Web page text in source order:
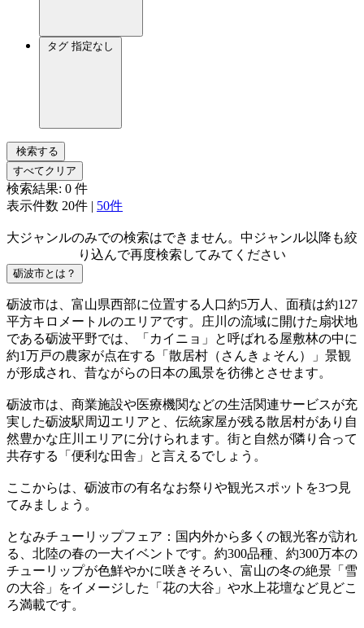
タグ 指定なし
検索する
すべてクリア
検索結果: 0 件
表示件数 20件 | 50件
大ジャンルのみでの検索はできません。中ジャンル以降も絞
り込んで再度検索してみてください
砺波市とは？
砺波市は、富山県西部に位置する人口約5万人、面積は約127
平方キロメートルのエリアです。庄川の流域に開けた扇状地
である砺波平野では、「カイニョ」と呼ばれる屋敷林の中に
約1万戸の農家が点在する「散居村（さんきょそん）」景観
が形成され、昔ながらの日本の風景を彷彿とさせます。
砺波市は、商業施設や医療機関などの生活関連サービスが充
実した砺波駅周辺エリアと、伝統家屋が残る散居村があり自
然豊かな庄川エリアに分けられます。街と自然が隣り合って
共存する「便利な田舎」と言えるでしょう。
ここからは、砺波市の有名なお祭りや観光スポットを3つ見
てみましょう。
となみチューリップフェア：国内外から多くの観光客が訪れ
る、北陸の春の一大イベントです。約300品種、約300万本の
チューリップが色鮮やかに咲きそろい、富山の冬の絶景「雪
の大谷」をイメージした「花の大谷」や水上花壇など見どこ
ろ満載です。